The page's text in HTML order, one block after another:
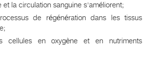
et la circulation sanguine s'améliorent;
de régénération dans les tissus
cellules en oxygène et en nutriments